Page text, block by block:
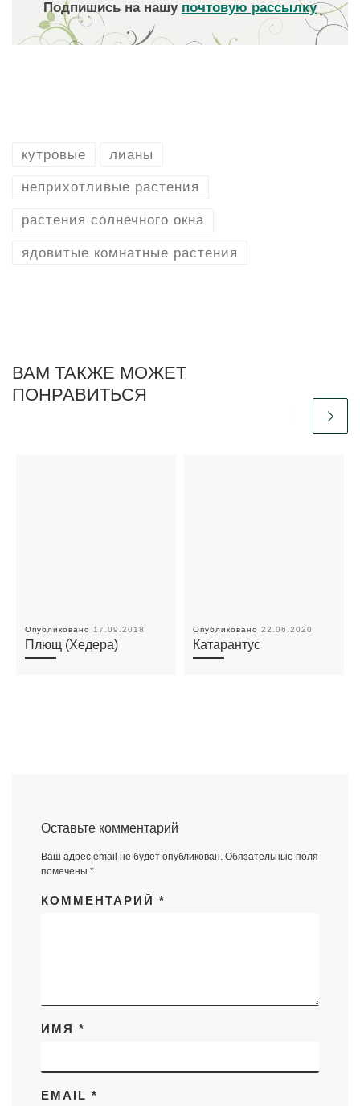
Подпишись на нашу почтовую рассылку
кутровые лианы
неприхотливые растения
растения солнечного окна
ядовитые комнатные растения
ВАМ ТАКЖЕ МОЖЕТ
ПОНРАВИТЬСЯ
Опубликовано 17.09.2018
Плющ (Хедера)
Опубликовано22.06.2020
Катарантус
Оставьте комментарий
Ваш адрес email не будет опубликован. Обязательные поля
помечены*
КОММЕНТАРИЙ*
ИМЯ*
EMAIL*